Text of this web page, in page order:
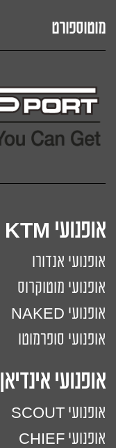
מוטוספורט
אופנועי KTM
אופנועי אנדורו
אופנועי מוטוקרוס
אופנועי NAKED
אופנועי סופרמוטו
אופנועי אינדיאן
אופנועי SCOUT
אופנועי CHIEF